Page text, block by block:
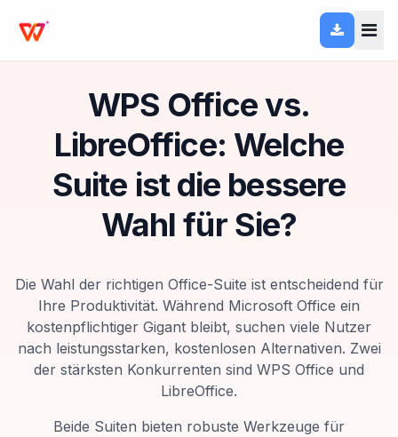
WPS Office vs.
LibreOffice: Welche
Suite ist die bessere
Wahl für Sie?
Die Wahl der richtigen Office-Suite ist entscheidend für
Ihre Produktivität. Während Microsoft Office ein
kostenpflichtiger Gigant bleibt, suchen viele Nutzer
nach leistungsstarken, kostenlosen Alternativen. Zwei
der stärksten Konkurrenten sind WPS Office und
LibreOffice.
Beide Suiten bieten robuste Werkzeuge für